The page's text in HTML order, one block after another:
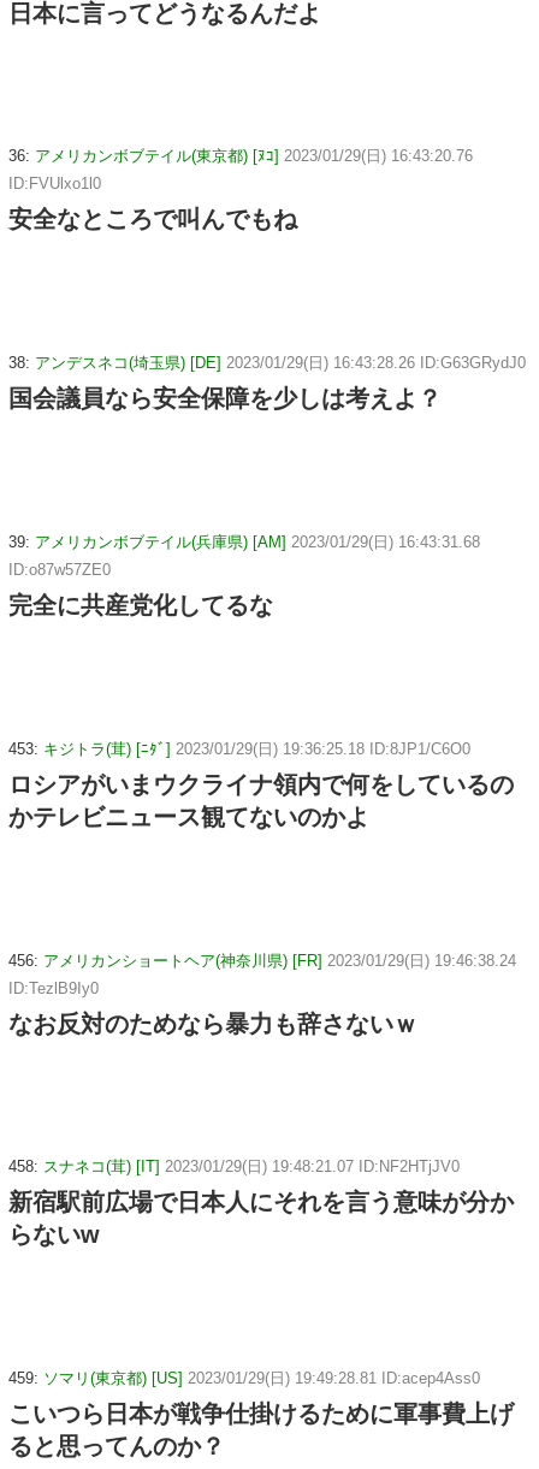
日本に言ってどうなるんだよ
36: アメリカンボブテイル(東京都) [ﾇｺ] 2023/01/29(日) 16:43:20.76
ID:FVUlxo1l0
安全なところで叫んでもね
38: アンデスネコ(埼玉県) [DE] 2023/01/29(日) 16:43:28.26 ID:G63GRydJ0
国会議員なら安全保障を少しは考えよ？
39: アメリカンボブテイル(兵庫県) [AM] 2023/01/29(日) 16:43:31.68
ID:o87w57ZE0
完全に共産党化してるな
453: キジトラ(茸) [ﾆﾀﾞ] 2023/01/29(日) 19:36:25.18 ID:8JP1/C6O0
ロシアがいまウクライナ領内で何をしているの
かテレビニュース観てないのかよ
456: アメリカンショートヘア(神奈川県) [FR] 2023/01/29(日) 19:46:38.24
ID:TezlB9Iy0
なお反対のためなら暴力も辞さないｗ
458: スナネコ(茸) [IT] 2023/01/29(日) 19:48:21.07 ID:NF2HTjJV0
新宿駅前広場で日本人にそれを言う意味が分か
らないw
459: ソマリ(東京都) [US] 2023/01/29(日) 19:49:28.81 ID:acep4Ass0
こいつら日本が戦争仕掛けるために軍事費上げ
ると思ってんのか？